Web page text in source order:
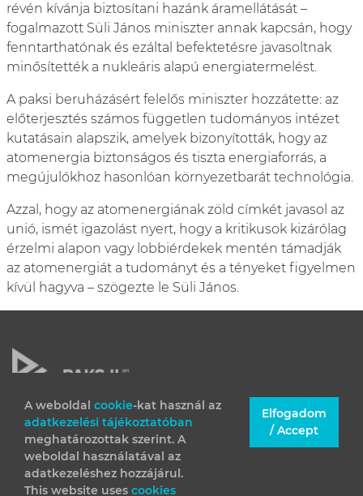
A weboldal cookie-kat használ az
adatkezelési tájékoztatóban
meghatározottak szerint. A
weboldal használatával az
adatkezeléshez hozzájárul.
This website uses cookies
Elfogadom
/ Accept
révén kívánja biztosítani hazánk áramellátását –
fogalmazott Süli János miniszter annak kapcsán, hogy
fenntarthatónak és ezáltal befektetésre javasoltnak
minősítették a nukleáris alapú energiatermelést.
A paksi beruházásért felelős miniszter hozzátette: az
előterjesztés számos független tudományos intézet
kutatásain alapszik, amelyek bizonyították, hogy az
atomenergia biztonságos és tiszta energiaforrás, a
megújulókhoz hasonlóan környezetbarát technológia.
Azzal, hogy az atomenergiának zöld címkét javasol az
unió, ismét igazolást nyert, hogy a kritikusok kizárólag
érzelmi alapon vagy lobbiérdekek mentén támadják
az atomenergiát a tudományt és a tényeket figyelmen
kívül hagyva – szögezte le Süli János.
JOGI INFORMÁCIÓK
IMPRESSZUM